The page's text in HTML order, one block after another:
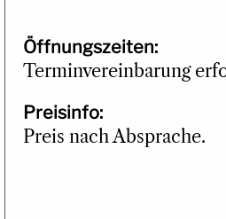
Öffnungszeiten:
Terminvereinbarung
Preisinfo:
Preis nach Absprache.